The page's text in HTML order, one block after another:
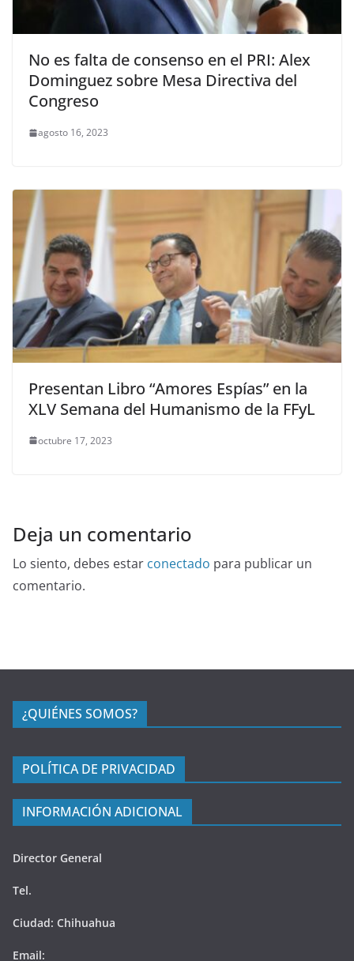
No es falta de consenso en el PRI: Alex
Dominguez sobre Mesa Directiva del
Congreso
agosto 16, 2023
Presentan Libro “Amores Espías” en la
XLV Semana del Humanismo de la FFyL
octubre 17, 2023
Deja un comentario
Lo siento, debes estar conectado para publicar un
comentario.
¿QUIÉNES SOMOS?
POLÍTICA DE PRIVACIDAD
INFORMACIÓN ADICIONAL
Director General
Tel.
Ciudad: Chihuahua
Email: